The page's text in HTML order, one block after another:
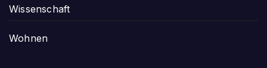
Wissenschaft
Wohnen